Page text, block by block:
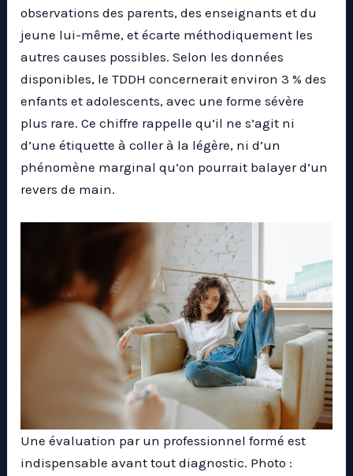
observations des parents, des enseignants et du
jeune lui-même, et écarte méthodiquement les
autres causes possibles. Selon les données
disponibles, le TDDH concernerait environ 3 % des
enfants et adolescents, avec une forme sévère
plus rare. Ce chiffre rappelle qu’il ne s’agit ni
d’une étiquette à coller à la légère, ni d’un
phénomène marginal qu’on pourrait balayer d’un
revers de main.
Une évaluation par un professionnel formé est
indispensable avant tout diagnostic. Photo :